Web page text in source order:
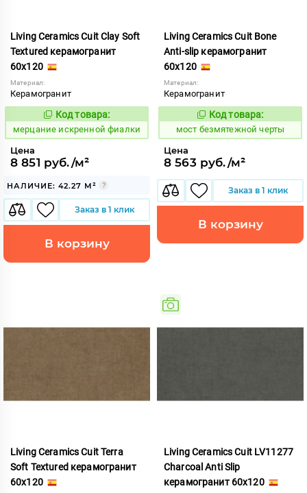
Living Ceramics Cuit Clay Soft
Textured керамогранит
60x120
Материал:
Керамогранит
973364
Код товара:
мерцание искренной фиалки
Цена
8 851 руб./м²
НАЛИЧИЕ: 42.27 М²
Заказ в 1 клик
В корзину
Living Ceramics Cuit Bone
Anti-slip керамогранит
60x120
Материал:
Керамогранит
1016245
Код товара:
мост безмятежной черты
Цена
8 563 руб./м²
Заказ в 1 клик
В корзину
Living Ceramics Cuit Terra
Soft Textured керамогранит
60x120
Living Ceramics Cuit LV11277
Charcoal Anti Slip
керамогранит 60x120